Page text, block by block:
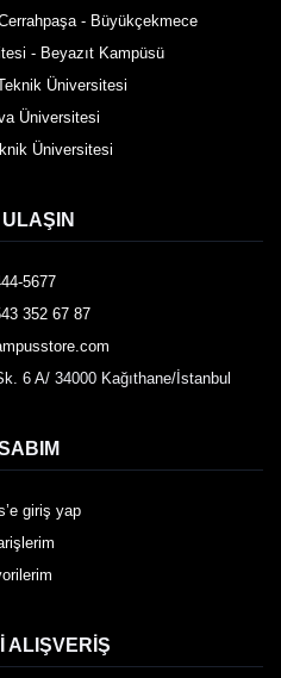
- Büyükçekmece
- Beyazıt Kampüsü
Üniversitesi
Üniversitesi
Üniversitesi
5677
352 67 87
6 A/ 34000 Kağıthane/İstanbul
giriş yap
ALIŞVERIŞ